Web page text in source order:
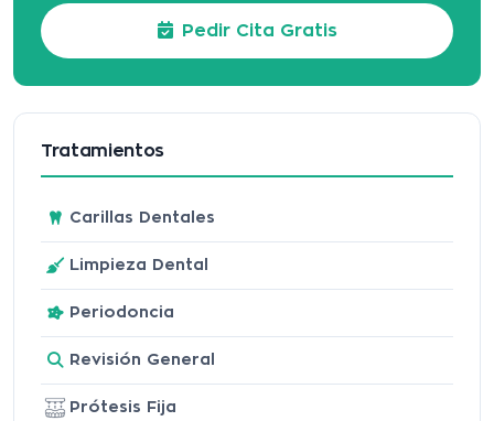
Pedir Cita Gratis
Tratamientos
Carillas Dentales
Limpieza Dental
Periodoncia
Revisión General
Prótesis Fija